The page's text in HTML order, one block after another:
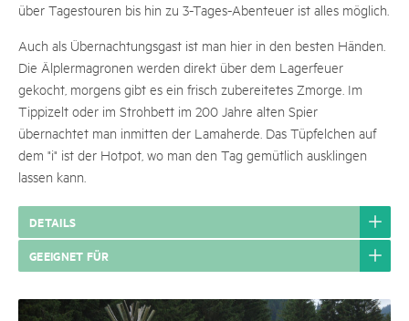
über Tagestouren bis hin zu 3-Tages-Abenteuer ist alles möglich.
Auch als Übernachtungsgast ist man hier in den besten Händen.
Die Älplermagronen werden direkt über dem Lagerfeuer
gekocht, morgens gibt es ein frisch zubereitetes Zmorge. Im
Tippizelt oder im Strohbett im 200 Jahre alten Spier
übernachtet man inmitten der Lamaherde. Das Tüpfelchen auf
dem "i" ist der Hotpot, wo man den Tag gemütlich ausklingen
lassen kann.
DETAILS
GEEIGNET FÜR